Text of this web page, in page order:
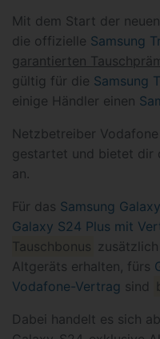
Mit dem Start der
die offizielle Samsung
garantierten
gültig für die Samsung
einige Händler einen
Netzbetreiber
gestartet und bietet dir
an.
Für das Samsung
Galaxy S24 Plus mit
Tauschbonus
Altgeräts erhalten, fürs
Vodafone-Vertrag sind
Dabei handelt es sich